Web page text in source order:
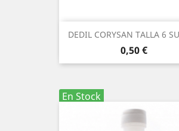
DEDIL CORYSAN TALLA 6
Precio
0,50 €
En Stock